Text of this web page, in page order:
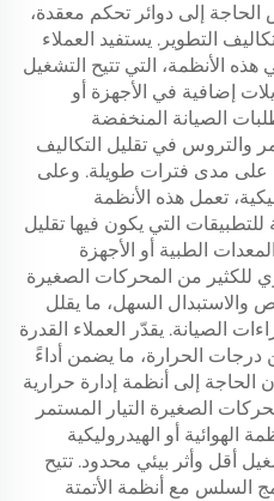
الحاجة إلى دوائر تحكم معقدة،
التطوير. يستفيد العملاء
هذه الأنظمة، التي تتيح التشغيل
إضافية في الأجهزة أو
الصيانة المنخفضة
والتروس في تقليل التكاليف
على مدى فترات طويلة. وعلى
تعمل هذه الأنظمة
للتطبيقات التي يكون فيها تقليل
الطبية أو الأجهزة
للكثير من المحركات الصغيرة
والاستبدال السهل، ما يقلل
الصيانة. يقدّر العملاء القدرة
الحرارة، ما يضمن أداءً
الحاجة إلى أنظمة إدارة حرارية
الصغيرة التيار المستمر
الهوائية أو الهيدروليكية
أقل وأثر بيئي محدود. تتيح
السلس مع أنظمة الأتمتة